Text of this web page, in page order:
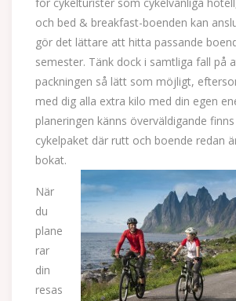
och bed & breakfast-boenden kan
gör det lättare att hitta passande
semester. Tänk dock i samtliga fall på
packningen så lätt som möjligt,
med dig alla extra kilo med din egen
planeringen känns överväldigande
cykelpaket där rutt och boende redan
bokat.
När
du
plane
rar
din
resas